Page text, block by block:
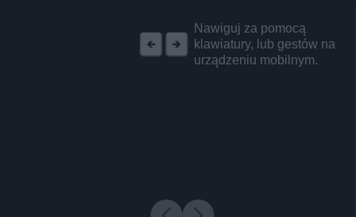
Nawiguj za pomocą
klawiatury, lub gestów na
urządzeniu mobilnym.